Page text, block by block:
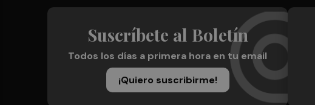
Suscríbete al Boletín
Todos los días a primera hora en tu email
¡Quiero suscribirme!